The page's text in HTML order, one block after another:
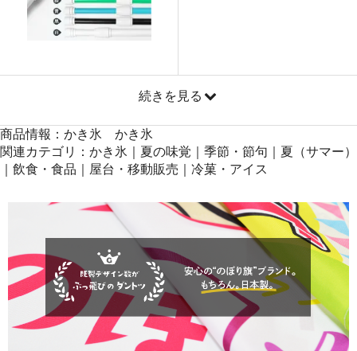
48 871
50 868
43400
続きを見る
商品情報：かき氷 かき氷
関連カテゴリ：かき氷｜夏の味覚｜季節・節句｜夏（サマー）
｜飲食・食品｜屋台・移動販売｜冷菓・アイス